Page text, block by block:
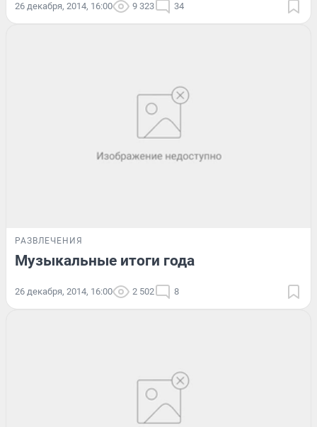
26 декабря, 2014, 16:00 9 323 34
РАЗВЛЕЧЕНИЯ
Музыкальные итоги года
26 декабря, 2014, 16:00 2 502 8